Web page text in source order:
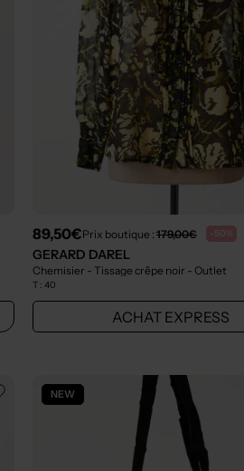
89,50€Prix boutique : 179,00€ -50%
GERARD DAREL
Chemisier - Tissage crêpe noir - Outlet
T : 40
ACHAT EXPRESS
NEW